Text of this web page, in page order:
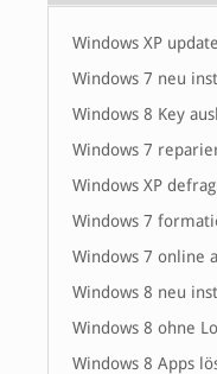
Windows XP
Windows 7 neu
Windows 8 Key
Windows 7
Windows XP
Windows 7
Windows 7 online
Windows 8 neu
Windows 8 ohne
Windows 8 Apps